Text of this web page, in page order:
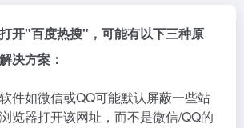
开"百度热搜"，可能有以下三种原
决方案：
软件如微信或QQ可能默认屏蔽一些站
览器打开该网址，而不是微信/QQ的